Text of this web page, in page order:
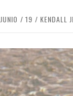
JUNIO 19 KENDALL